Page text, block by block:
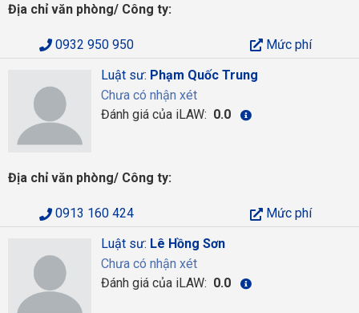
Địa chỉ văn phòng/ Công ty:
0932 950 950
Mức phí
Luật sư: Phạm Quốc Trung
Chưa có nhận xét
Đánh giá của iLAW: 0.0
Địa chỉ văn phòng/ Công ty:
0913 160 424
Mức phí
Luật sư: Lê Hồng Sơn
Chưa có nhận xét
Đánh giá của iLAW: 0.0